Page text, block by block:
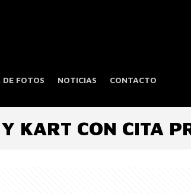
DE FOTOS NOTICIAS CONTACTO
KART CON CITA